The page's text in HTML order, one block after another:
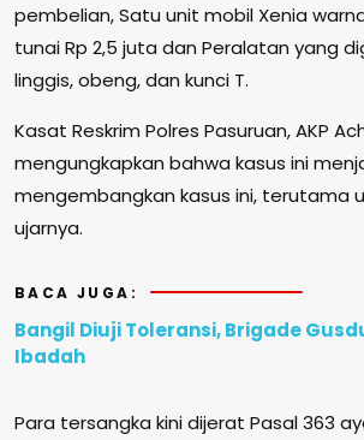
pembelian, Satu unit mobil Xenia
tunai Rp 2,5 juta dan Peralatan yang
linggis, obeng, dan kunci T.
Kasat Reskrim Polres Pasuruan, AKP
mengungkapkan bahwa kasus ini
mengembangkan kasus ini, terutama
ujarnya.
BACA JUGA:
Bangil Diuji Toleransi, Brigade
Ibadah
Para tersangka kini dijerat Pasal 363